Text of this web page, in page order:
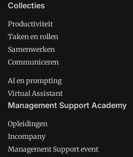
Collecties
Productiviteit
Taken en rollen
Samenwerken
Communiceren
AI en prompting
Virtual Assistant
Management Support Academy
Opleidingen
Incompany
Management Support event